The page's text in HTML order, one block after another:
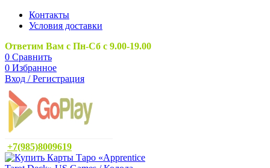
Контакты
Условия доставки
Ответим Вам с Пн-Сб с 9.00-19.00
0 Сравнить
0 Избранное
Вход / Регистрация
+7(985)8009619